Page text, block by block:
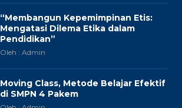
“Membangun Kepemimpinan Etis:
Mengatasi Dilema Etika dalam
Pendidikan”
Oleh : Admin
Moving Class, Metode Belajar Efektif
di SMPN 4 Pakem